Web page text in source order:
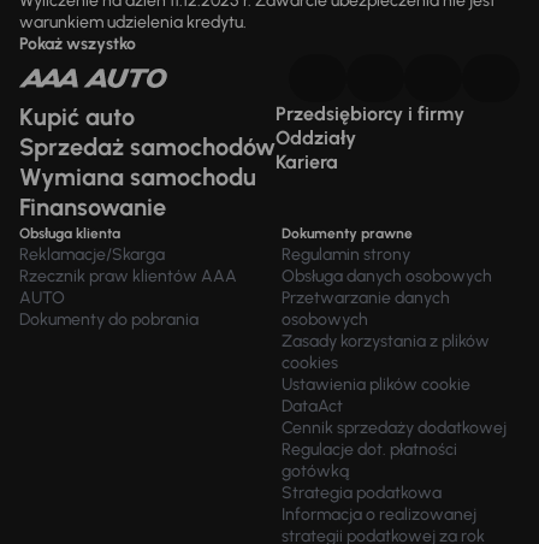
warunkiem udzielenia kredytu.
Pokaż wszystko
Kupić auto
Sprzedaż samochodów
Wymiana samochodu
Finansowanie
Przedsiębiorcy i firmy
Oddziały
Kariera
Obsługa klienta
Reklamacje/Skarga
Rzecznik praw klientów AAA
AUTO
Dokumenty do pobrania
Dokumenty prawne
Regulamin strony
Obsługa danych osobowych
Przetwarzanie danych
osobowych
Zasady korzystania z plików
cookies
Ustawienia plików cookie
DataAct
Cennik sprzedaży dodatkowej
Regulacje dot. płatności
gotówką
Strategia podatkowa
Informacja o realizowanej
strategii podatkowej za rok